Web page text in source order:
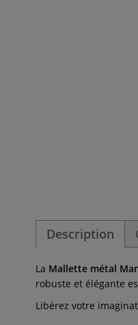
Description
La Mallette métal
robuste et élégante
Libérez votre